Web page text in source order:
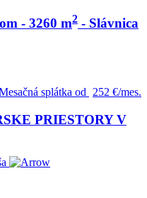
- 3260 m2 - Slávnica
splátka od
252 €/mes.
PRIESTORY V